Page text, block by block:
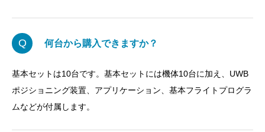
Q 何台から購入できますか？
基本セットは10台です。基本セットには機体10台に加え、UWB
ポジショニング装置、アプリケーション、基本フライトプログラ
ムなどが付属します。